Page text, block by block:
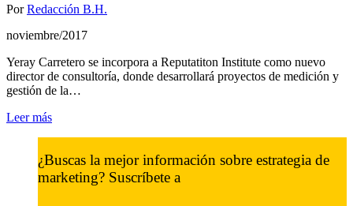
PorRedacción B.H.
noviembre/2017
Yeray Carretero se incorpora a Reputatiton Institute como nuevo
director de consultoría, donde desarrollará proyectos de medición y
gestión de la…
Leer más
¿Buscas la mejor información sobre estrategia de
marketing? Suscríbete a